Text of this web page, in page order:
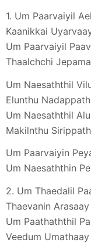
1. Um Paarvaiyil
Kaanikkai
Um Paarvaiyil
Thaalchchi
Um Naesaththil
Elunthu
Um Naesaththil
Makilnthu
Um Paarvaiyin
Um Naesaththin
2. Um Thaedalil
Thaevanin
Um Paathaththil
Veedum